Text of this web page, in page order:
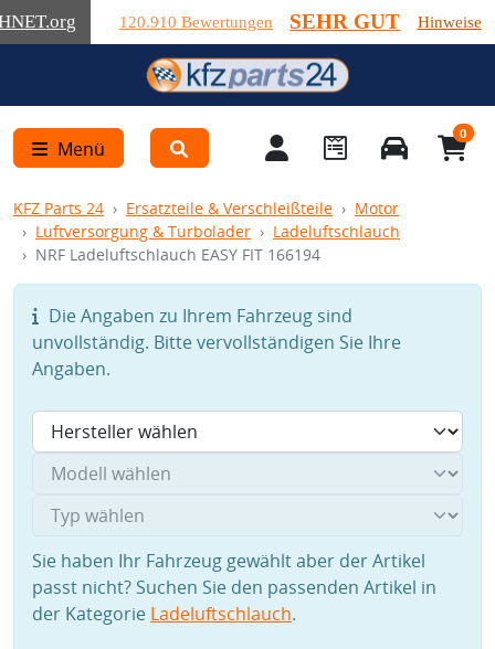
.org 120.910 Bewertungen SEHR GUT Hinweise
Menü
0
KFZ Parts 24 Ersatzteile & Verschleißteile
Motor
Luftversorgung & Turbolader
Ladeluftschlauch
NRF Ladeluftschlauch EASY FIT 166194
Die Angaben zu Ihrem Fahrzeug sind
unvollständig. Bitte vervollständigen Sie Ihre
Angaben.
Sie haben Ihr Fahrzeug gewählt aber der Artikel
passt nicht? Suchen Sie den passenden Artikel in
der Kategorie Ladeluftschlauch.